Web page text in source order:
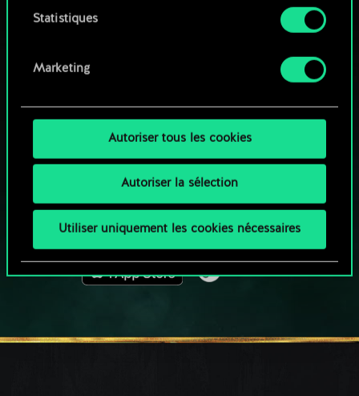
préférences dans le menu "Paramètres" ci-
Statistiques
Marketing
Autoriser tous les cookies
Autoriser la sélection
Utiliser uniquement les cookies nécessaires
UNE PETITE PARTIE DE GWENT ?
JOUEZ GRATUITEMENT
SUR PC
JOUEZ AUSSI SUR :